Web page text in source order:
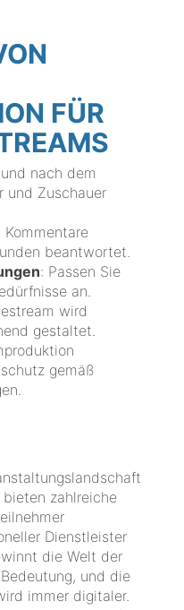
FÜR
nach dem
und Zuschauer
Kommentare
beantwortet.
: Passen Sie
an.
wird
gestaltet.
gemäß
zahlreiche
Dienstleister
die Welt der
und die
immer digitaler.